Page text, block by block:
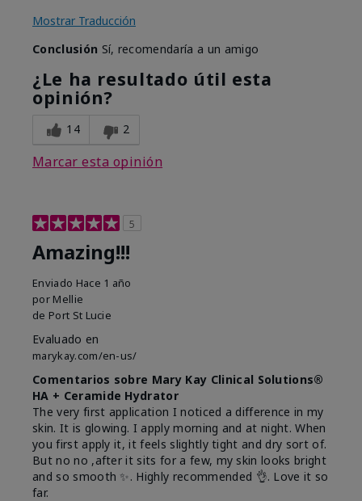
Mostrar Traducción
Conclusión Sí, recomendaría a un amigo
¿Le ha resultado útil esta
opinión?
14 2
Marcar esta opinión
5
Amazing!!!
Enviado Hace 1 año
por Mellie
de Port St Lucie
Evaluado en
marykay.com/en-us/
Comentarios sobre Mary Kay Clinical Solutions®
HA + Ceramide Hydrator
The very first application I noticed a difference in my
skin. It is glowing. I apply morning and at night. When
you first apply it, it feels slightly tight and dry sort of.
But no no ,after it sits for a few, my skin looks bright
and so smooth ✨️. Highly recommended 👌. Love it so
far.